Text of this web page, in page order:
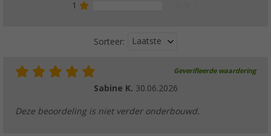
1
Sorteer: Laatste
Geverifieerde waardering
Sabine K. 30.06.2026
Deze beoordeling is niet verder onderbouwd.